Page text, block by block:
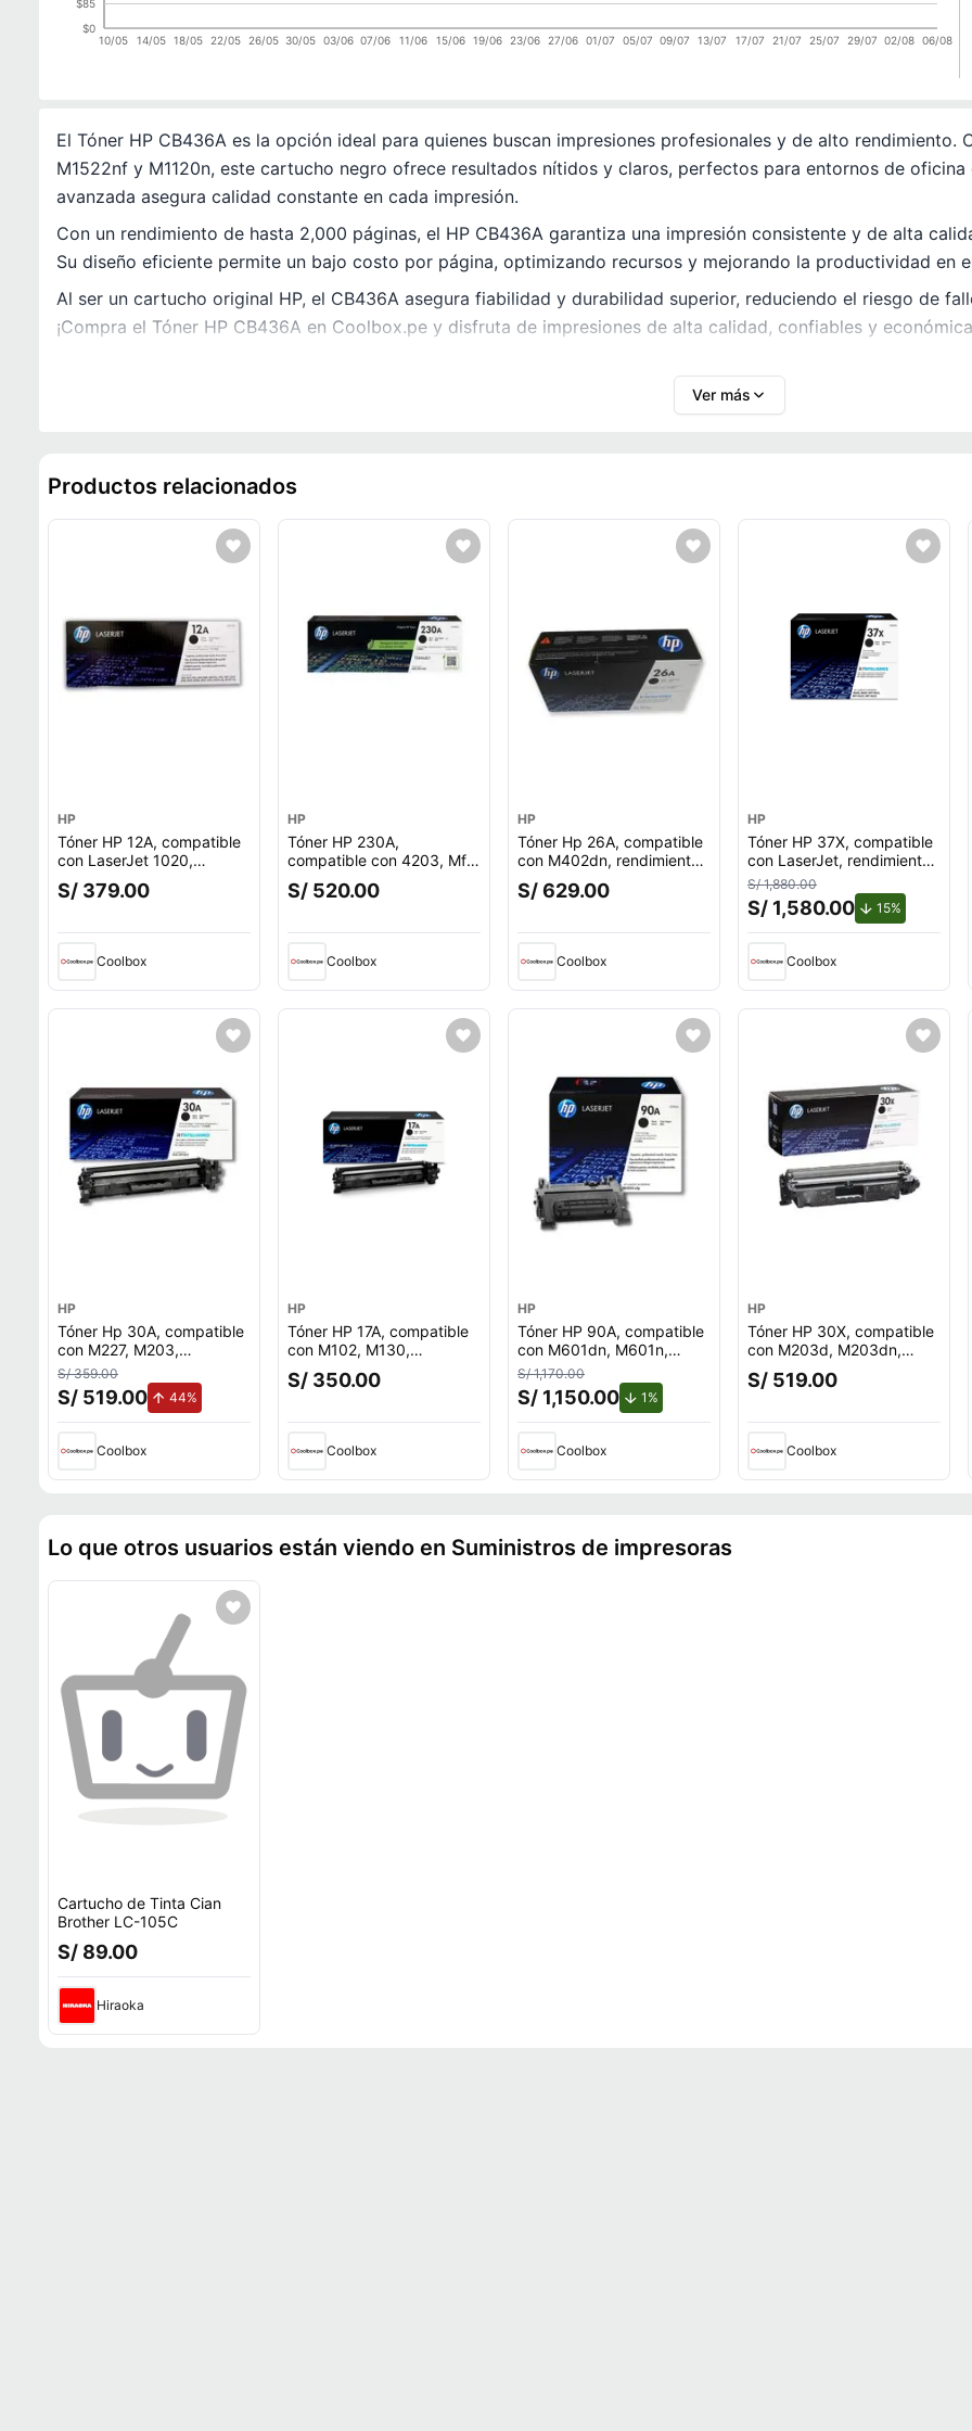
10/05 14/05 18/05 22/05 26/05 30/05 03/06 07/06 11/06 15/06 19/06 23/06 27/06 01/07 05/07 09/07 13/07 17/07 21/07 25/07 29/07 02/08 06/08
$0
$85
El Tóner HP CB436A es la opción ideal para quienes buscan impresiones profesionales y de alto rendimiento.
M1522nf y M1120n, este cartucho negro ofrece resultados nítidos y claros, perfectos para entornos de
avanzada asegura calidad constante en cada impresión.
Con un rendimiento de hasta 2,000 páginas, el HP CB436A garantiza una impresión consistente y de alta
Su diseño eficiente permite un bajo costo por página, optimizando recursos y mejorando la productividad en
Al ser un cartucho original HP, el CB436A asegura fiabilidad y durabilidad superior, reduciendo el riesgo de
¡Compra el Tóner HP CB436A en Coolbox.pe y disfruta de impresiones de alta calidad, confiables y
Ver más
Productos relacionados
HP
Tóner HP 12A, compatible
con LaserJet 1020,
1022nw, rendimiento 2,000
páginas, negro Q2612A
S/ 379.00
Coolbox
HP
Tóner HP 230A,
compatible con 4203, Mfp
4303, rendimiento 2,000
páginas, negro W2300A
S/ 520.00
Coolbox
HP
Tóner Hp 26A, compatible
con M402dn, rendimiento
3,100 páginas, negro
Cf226A
S/ 629.00
Coolbox
HP
Tóner HP 37X, compatible
con LaserJet, rendimiento
25,000 páginas, negro
CF237X
S/ 1,880.00
S/ 1,580.00 15%
Coolbox
HP
Tóner Hp 30A, compatible
con M227, M203,
rendimiento 1,600 páginas,
negro Cf230A
S/ 359.00
S/ 519.00 44%
Coolbox
HP
Tóner HP 17A, compatible
con M102, M130,
rendimiento 1,600 páginas,
negro CF217A
S/ 350.00
Coolbox
HP
Tóner HP 90A, compatible
con M601dn, M601n,
rendimiento 10,000
páginas, negro CE390A
S/ 1,170.00
S/ 1,150.00 1%
Coolbox
HP
Tóner HP 30X, compatible
con M203d, M203dn,
rendimiento 3,500
páginas, negro CF230X
S/ 519.00
Coolbox
Lo que otros usuarios están viendo en Suministros de impresoras
Cartucho de Tinta Cian
Brother LC-105C
S/ 89.00
Hiraoka